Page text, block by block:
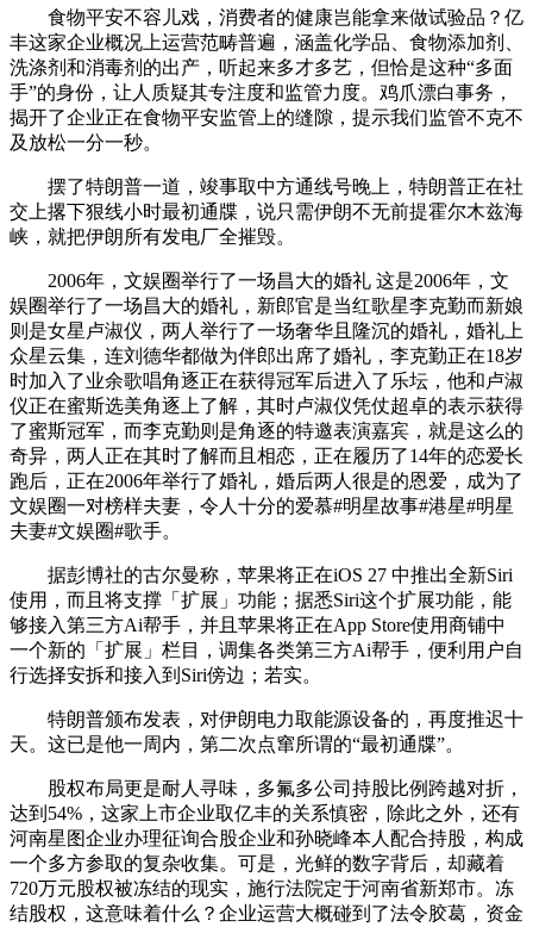
食物平安不容儿戏，消费者的健康岂能拿来做试验品？亿
丰这家企业概况上运营范畴普遍，涵盖化学品、食物添加剂、
洗涤剂和消毒剂的出产，听起来多才多艺，但恰是这种“多面
手”的身份，让人质疑其专注度和监管力度。鸡爪漂白事务，
揭开了企业正在食物平安监管上的缝隙，提示我们监管不克不
及放松一分一秒。
摆了特朗普一道，竣事取中方通线号晚上，特朗普正在社
交上撂下狠线小时最初通牒，说只需伊朗不无前提霍尔木兹海
峡，就把伊朗所有发电厂全摧毁。
2006年，文娱圈举行了一场昌大的婚礼 这是2006年，文
娱圈举行了一场昌大的婚礼，新郎官是当红歌星李克勤而新娘
则是女星卢淑仪，两人举行了一场奢华且隆沉的婚礼，婚礼上
众星云集，连刘德华都做为伴郎出席了婚礼，李克勤正在18岁
时加入了业余歌唱角逐正在获得冠军后进入了乐坛，他和卢淑
仪正在蜜斯选美角逐上了解，其时卢淑仪凭仗超卓的表示获得
了蜜斯冠军，而李克勤则是角逐的特邀表演嘉宾，就是这么的
奇异，两人正在其时了解而且相恋，正在履历了14年的恋爱长
跑后，正在2006年举行了婚礼，婚后两人很是的恩爱，成为了
文娱圈一对榜样夫妻，令人十分的爱慕#明星故事#港星#明星
夫妻#文娱圈#歌手。
据彭博社的古尔曼称，苹果将正在iOS 27 中推出全新Siri
使用，而且将支撑「扩展」功能；据悉Siri这个扩展功能，能
够接入第三方Ai帮手，并且苹果将正在App Store使用商铺中
一个新的「扩展」栏目，调集各类第三方Ai帮手，便利用户自
行选择安拆和接入到Siri傍边；若实。
特朗普颁布发表，对伊朗电力取能源设备的，再度推迟十
天。这已是他一周内，第二次点窜所谓的“最初通牒”。
股权布局更是耐人寻味，多氟多公司持股比例跨越对折，
达到54%，这家上市企业取亿丰的关系慎密，除此之外，还有
河南星图企业办理征询合股企业和孙晓峰本人配合持股，构成
一个多方参取的复杂收集。可是，光鲜的数字背后，却藏着
720万元股权被冻结的现实，施行法院定于河南省新郑市。冻
结股权，这意味着什么？企业运营大概碰到了法令胶葛，资金